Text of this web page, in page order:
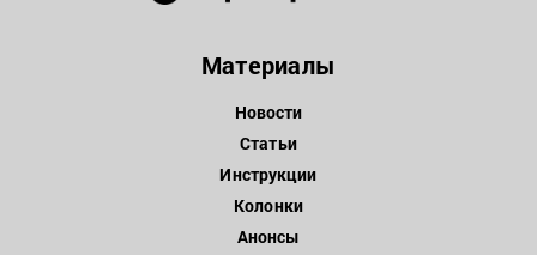
Материалы
Новости
Статьи
Инструкции
Колонки
Анонсы